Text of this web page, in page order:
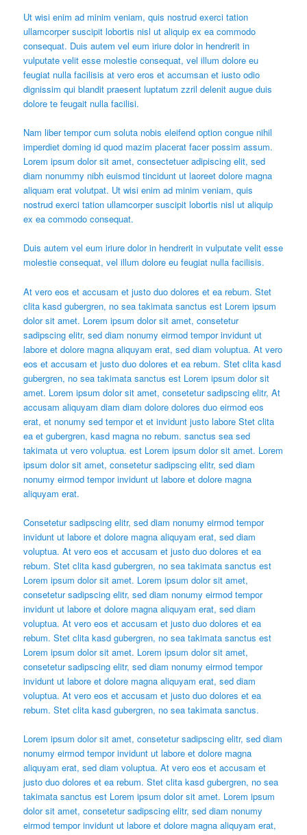
Ut wisi enim ad minim veniam, quis nostrud exerci tation
ullamcorper suscipit lobortis nisl ut aliquip ex ea commodo
consequat. Duis autem vel eum iriure dolor in hendrerit in
vulputate velit esse molestie consequat, vel illum dolore eu
feugiat nulla facilisis at vero eros et accumsan et iusto odio
dignissim qui blandit praesent luptatum zzril delenit augue duis
dolore te feugait nulla facilisi.
Nam liber tempor cum soluta nobis eleifend option congue nihil
imperdiet doming id quod mazim placerat facer possim assum.
Lorem ipsum dolor sit amet, consectetuer adipiscing elit, sed
diam nonummy nibh euismod tincidunt ut laoreet dolore magna
aliquam erat volutpat. Ut wisi enim ad minim veniam, quis
nostrud exerci tation ullamcorper suscipit lobortis nisl ut aliquip
ex ea commodo consequat.
Duis autem vel eum iriure dolor in hendrerit in vulputate velit esse
molestie consequat, vel illum dolore eu feugiat nulla facilisis.
At vero eos et accusam et justo duo dolores et ea rebum. Stet
clita kasd gubergren, no sea takimata sanctus est Lorem ipsum
dolor sit amet. Lorem ipsum dolor sit amet, consetetur
sadipscing elitr, sed diam nonumy eirmod tempor invidunt ut
labore et dolore magna aliquyam erat, sed diam voluptua. At vero
eos et accusam et justo duo dolores et ea rebum. Stet clita kasd
gubergren, no sea takimata sanctus est Lorem ipsum dolor sit
amet. Lorem ipsum dolor sit amet, consetetur sadipscing elitr, At
accusam aliquyam diam diam dolore dolores duo eirmod eos
erat, et nonumy sed tempor et et invidunt justo labore Stet clita
ea et gubergren, kasd magna no rebum. sanctus sea sed
takimata ut vero voluptua. est Lorem ipsum dolor sit amet. Lorem
ipsum dolor sit amet, consetetur sadipscing elitr, sed diam
nonumy eirmod tempor invidunt ut labore et dolore magna
aliquyam erat.
Consetetur sadipscing elitr, sed diam nonumy eirmod tempor
invidunt ut labore et dolore magna aliquyam erat, sed diam
voluptua. At vero eos et accusam et justo duo dolores et ea
rebum. Stet clita kasd gubergren, no sea takimata sanctus est
Lorem ipsum dolor sit amet. Lorem ipsum dolor sit amet,
consetetur sadipscing elitr, sed diam nonumy eirmod tempor
invidunt ut labore et dolore magna aliquyam erat, sed diam
voluptua. At vero eos et accusam et justo duo dolores et ea
rebum. Stet clita kasd gubergren, no sea takimata sanctus est
Lorem ipsum dolor sit amet. Lorem ipsum dolor sit amet,
consetetur sadipscing elitr, sed diam nonumy eirmod tempor
invidunt ut labore et dolore magna aliquyam erat, sed diam
voluptua. At vero eos et accusam et justo duo dolores et ea
rebum. Stet clita kasd gubergren, no sea takimata sanctus.
Lorem ipsum dolor sit amet, consetetur sadipscing elitr, sed diam
nonumy eirmod tempor invidunt ut labore et dolore magna
aliquyam erat, sed diam voluptua. At vero eos et accusam et
justo duo dolores et ea rebum. Stet clita kasd gubergren, no sea
takimata sanctus est Lorem ipsum dolor sit amet. Lorem ipsum
dolor sit amet, consetetur sadipscing elitr, sed diam nonumy
eirmod tempor invidunt ut labore et dolore magna aliquyam erat,